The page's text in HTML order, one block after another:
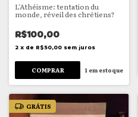
L'Athéisme: tentation du
monde, réveil des chrétiens?
R$100,00
2 x de R$50,00 sem juros
1 em estoque
GRÁTIS